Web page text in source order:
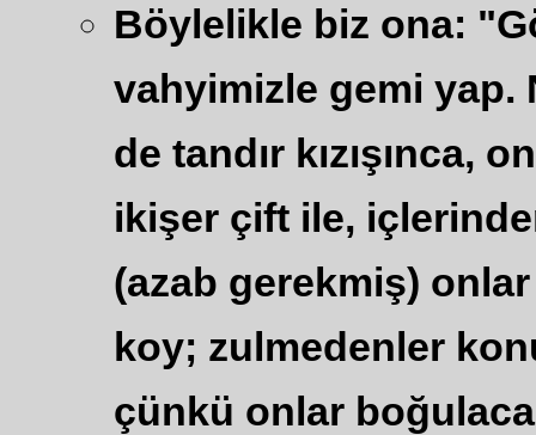
Böylelikle biz ona:
vahyimizle gemi yap.
de tandır kızışınca,
ikişer çift ile,
(azab gerekmiş) onlar
koy; zulmedenler
çünkü onlar